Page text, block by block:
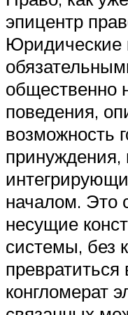
эпицентр
Юридические
общественно
поведения,
возможность
принуждения,
началом. Это
несущие
системы, без
превратиться
конгломерат